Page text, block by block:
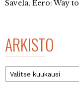
Savela, Eero: Way to
ARKISTO
Arkisto